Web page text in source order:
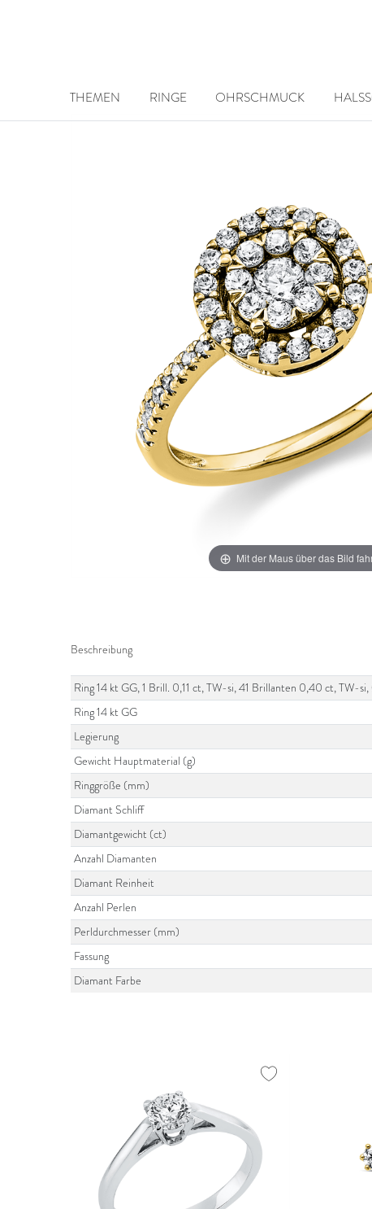
THEMEN RINGE OHRSCHMUCK
Mit der Maus über das Bild
Beschreibung
Ring 14 kt GG, 1 Brill. 0,11 ct, TW-si, 41 Brillanten 0,40 ct, TW-
Ring 14 kt GG
Legierung
Gewicht Hauptmaterial (g)
Ringgröße (mm)
Diamant Schliff
Diamantgewicht (ct)
Anzahl Diamanten
Diamant Reinheit
Anzahl Perlen
Perldurchmesser (mm)
Fassung
Diamant Farbe